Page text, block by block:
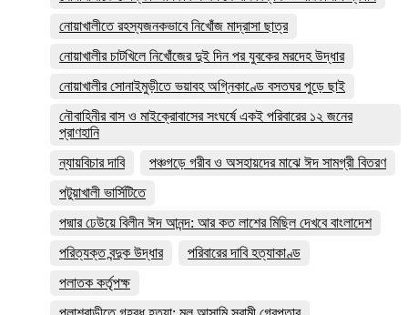
নোয়াখালীতে রহস্যজনকভাবে নিখোঁজ মাদ্রাসা ছাত্র
নোয়াখালীর চাটখিলে নিখোঁজের দুই দিন পর যুবকের মরদেহ উদ্ধার
নোয়াখালীর সোনাইমুড়ীতে ভয়াবহ অগ্নিকাণ্ডে বসতঘর পুড়ে ছাই
নৌবাহিনীর বাস ও মাইক্রোবাসের সংঘর্ষে একই পরিবারের ১২ জনের
প্রাণহানি
ন্যায়বিচার দাবি
পঞ্চগড়ে গরীব ও অসহায়দের মাঝে ঈদ সামগ্রী বিতরণ
পটুয়াখালী ভার্সিটিতে
পদ্মার ঢেউয়ে বিলীন ঈদ আনন্দ: আর কত লাশের মিছিল দেখবে বাংলাদেশ
পরিত্যক্ত বন্দুক উদ্ধার
পরিবারের দাবি হত্যাকাণ্ড
পলাতক কর্তৃপক্ষ